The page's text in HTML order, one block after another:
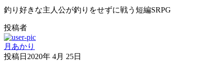
釣り好きな主人公が釣りをせずに戦う短編SRPG
投稿者
月あかり
投稿日 2020年 4月 25日